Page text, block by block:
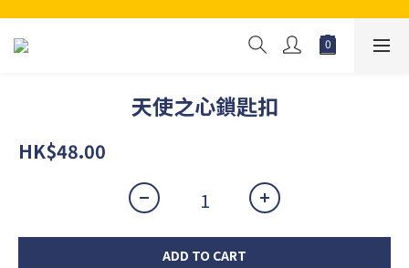
天使之心鎖匙扣
HK$48.00
ADD TO CART